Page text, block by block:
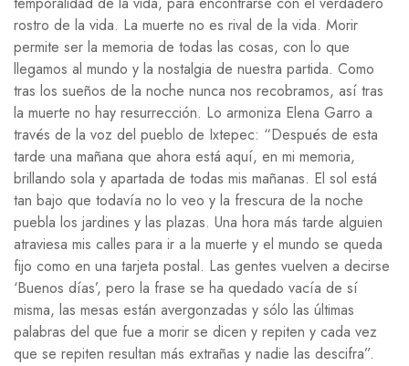
rostro de la vida. La muerte no es rival de la vida. Morir
permite ser la memoria de todas las cosas, con lo que
llegamos al mundo y la nostalgia de nuestra partida. Como
tras los sueños de la noche nunca nos recobramos, así tras
la muerte no hay resurrección. Lo armoniza Elena Garro a
través de la voz del pueblo de Ixtepec: “Después de esta
tarde una mañana que ahora está aquí, en mi memoria,
brillando sola y apartada de todas mis mañanas. El sol está
tan bajo que todavía no lo veo y la frescura de la noche
puebla los jardines y las plazas. Una hora más tarde alguien
atraviesa mis calles para ir a la muerte y el mundo se queda
fijo como en una tarjeta postal. Las gentes vuelven a decirse
‘Buenos días’, pero la frase se ha quedado vacía de sí
misma, las mesas están avergonzadas y sólo las últimas
palabras del que fue a morir se dicen y repiten y cada vez
que se repiten resultan más extrañas y nadie las descifra”.